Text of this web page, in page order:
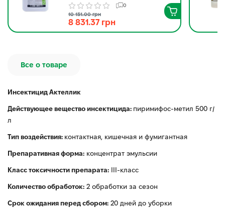
0
10 151.00 грн
8 831.37 грн
Все о товаре
Инсектицид Актеллик
Действующее вещество инсектицида: пиримифос-метил 500 г/
л
Тип воздействия: контактная, кишечная и фумигантная
Препаративная форма: концентрат эмульсии
Класс токсичности препарата: ІІІ-класс
Количество обработок: 2 обработки за сезон
Срок ожидания перед сбором: 20 дней до уборки